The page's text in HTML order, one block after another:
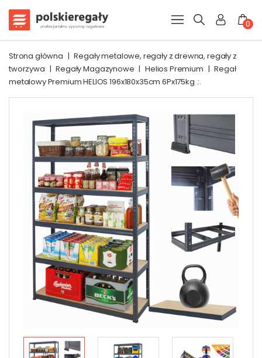
0
Strona główna | Regały metalowe, regały z drewna, regały z
tworzywa | Regały Magazynowe | Helios Premium | Regał
metalowy Premium HELIOS 196x180x35cm 6Px175kg .:.